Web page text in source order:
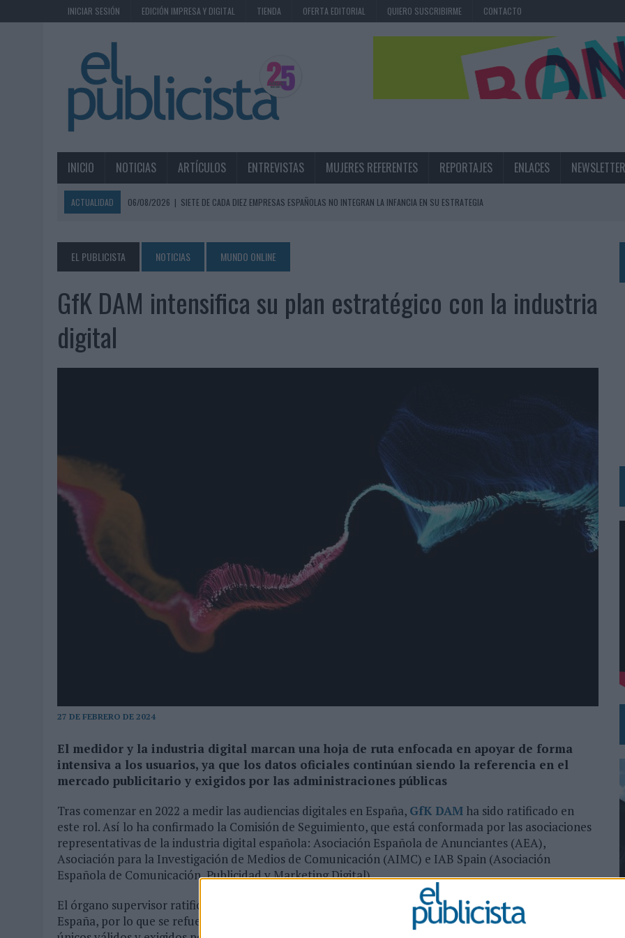
INICIAR SESIÓN EDICIÓN IMPRESA Y DIGITAL TIENDA OFERTA EDITORIAL QUIERO SUSCRIBIRME CONTACTO
INICIO NOTICIAS ARTÍCULOS ENTREVISTAS MUJERES REFERENTES REPORTAJES ENLACES NEWSLETTER
ACTUALIDAD 06/08/2026 | SIETE DE CADA DIEZ EMPRESAS ESPAÑOLAS NO INTEGRAN LA INFANCIA EN SU ESTRATEGIA
06/08/2026 | EL USO DE LA IA GENERATIVA ALCANZA YA AL 62% DE LOS ESPAÑOLES
06/08/2026 |
SYSTEM1 NOMBRA A KIMBERLY BASTONI COMO NUEVA DIRECTORA COMERCIAL GLOBAL
06/08/2026
FRIGO Y UNIQLO LANZAN UNA COLECCIÓN PERSONALIZABLE INSPIRADA EN CORNETTO, CALIPPO Y SOLERO
06/08/2026
LUIS ARQUILLOS (BURGO DE ARIAS): “LA CONSTRUCCIÓN DE MARCA A LARGO PLAZO Y LA MEDICIÓN SON DOS CARAS DE LA MISMA
‘LA ÚNICA CERVEZA DEL MUNDO QUE SE DISFRUTA DOS VECES’, DE INUSUALY PARA CERVEZA CAPAZ
04/08/2026
‘EL FÚTBOL SIN LAS PERSONAS’, DE DENTSU CREATIVE PARA ORANGE
04/08/2026
CAPAZ, LA CERVEZA QUE CONVIERTE CADA BOTELLA EN UNA OPORTUNIDAD DE INCLUSIÓN
04/08/2026
BABARIA Y MAXIBON SON ‘EL MATCH PERFECTO DEL VERANO’
| AUDIBLE REIVINDICA EL PODER TRANSFORMADOR DEL AUDIO EN SU NUEVA CAMPAÑA GLOBAL DE MARCA
‘VUELVE EL FÚTBOL. VUELVE A SOÑAR’, DE VML PARA MOVISTAR
MOVISTAR APELA A LA ILUSIÓN DE LAS AFICIONES PARA EL REGRESO DEL FÚTBOL
EL PUBLICISTA NOTICIAS MUNDO ONLINE
GfK DAM intensifica su plan estratégico con la industria
digital
27 DE FEBRERO DE 2024
El medidor y la industria digital marcan una hoja de ruta enfocada en apoyar de forma
intensiva a los usuarios, ya que los datos oficiales continúan siendo la referencia en el
mercado publicitario y exigidos por las administraciones públicas
Tras comenzar en 2022 a medir las audiencias digitales en España, GfK DAM ha sido ratificado en
este rol. Así lo ha confirmado la Comisión de Seguimiento, que está conformada por las asociaciones
representativas de la industria digital española: Asociación Española de Anunciantes (AEA),
Asociación para la Investigación de Medios de Comunicación (AIMC) e IAB Spain (Asociación
Española de Comunicación, Publicidad y Marketing Digital).
El órgano supervisor ratifica oficialmente a GfK DAM como medidor de las audiencias digitales en
España, por lo que se refuerza el uso de sus datos como referencia en el mercado publicitario y los